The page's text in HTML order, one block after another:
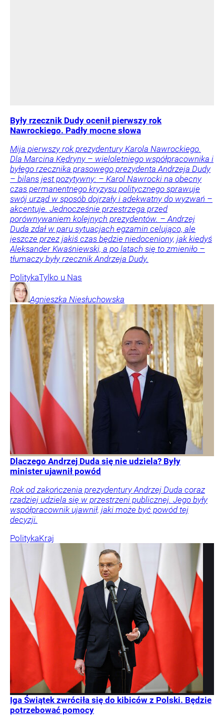
Były rzecznik Dudy ocenił pierwszy rok
Nawrockiego. Padły mocne słowa
Mija pierwszy rok prezydentury Karola Nawrockiego.
Dla Marcina Kędryny – wieloletniego współpracownika i
byłego rzecznika prasowego prezydenta Andrzeja Dudy
– bilans jest pozytywny: – Karol Nawrocki na obecny
czas permanentnego kryzysu politycznego sprawuje
swój urząd w sposób dojrzały i adekwatny do wyzwań –
akcentuje. Jednocześnie przestrzega przed
porównywaniem kolejnych prezydentów. – Andrzej
Duda zdał w paru sytuacjach egzamin celująco, ale
jeszcze przez jakiś czas będzie niedoceniony, jak kiedyś
Aleksander Kwaśniewski, a po latach się to zmieniło –
tłumaczy były rzecznik Andrzeja Dudy.
PolitykaTylko u Nas
Agnieszka Niesłuchowska
Dlaczego Andrzej Duda się nie udziela? Były
minister ujawnił powód
Rok od zakończenia prezydentury Andrzej Duda coraz
rzadziej udziela się w przestrzeni publicznej. Jego były
współpracownik ujawnił, jaki może być powód tej
decyzji.
PolitykaKraj
Iga Świątek zwróciła się do kibiców z Polski. Będzie
potrzebować pomocy